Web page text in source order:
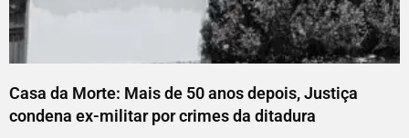
Casa da Morte: Mais de 50 anos depois, Justiça
condena ex-militar por crimes da ditadura